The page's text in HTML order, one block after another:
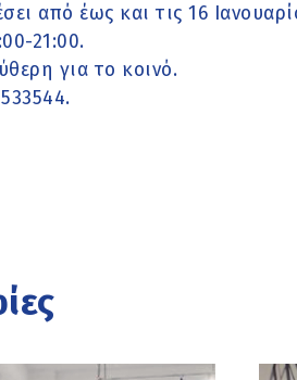
από έως και τις 16
21:00.
για το κοινό.